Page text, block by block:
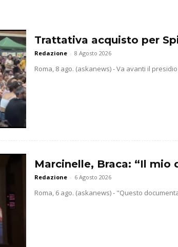
Trattativa acquisto per
Redazione - 8 Agosto 2026
Roma, 8 ago. (askanews) - Va avanti il
Marcinelle, Braca: “Il mio
Redazione - 6 Agosto 2026
Roma, 6 ago. (askanews) - "Questo